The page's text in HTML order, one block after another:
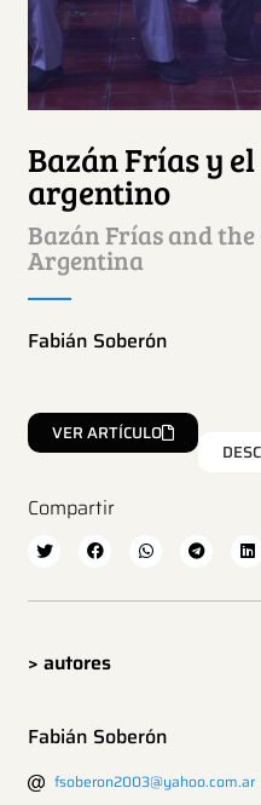
Bazán Frías y
argentino
Bazán Frías and
Argentina
Fabián Soberón
VER ARTÍCULO
Compartir
> autores
Fabián Soberón
fsoberon2003@yahoo.com.ar